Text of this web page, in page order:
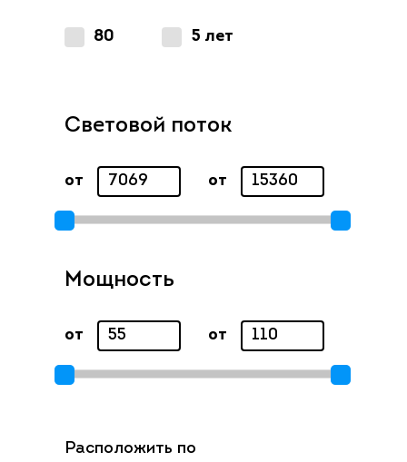
80 5 лет
Световой поток
от от
Мощность
от от
Расположить по